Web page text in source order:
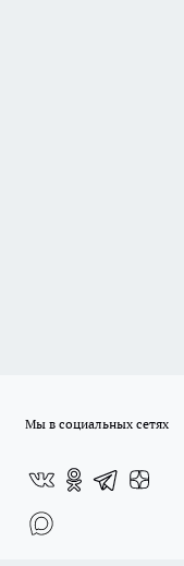
Мы в социальных сетях